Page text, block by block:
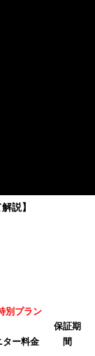
説】
別プラン
ター料金
保証期
間